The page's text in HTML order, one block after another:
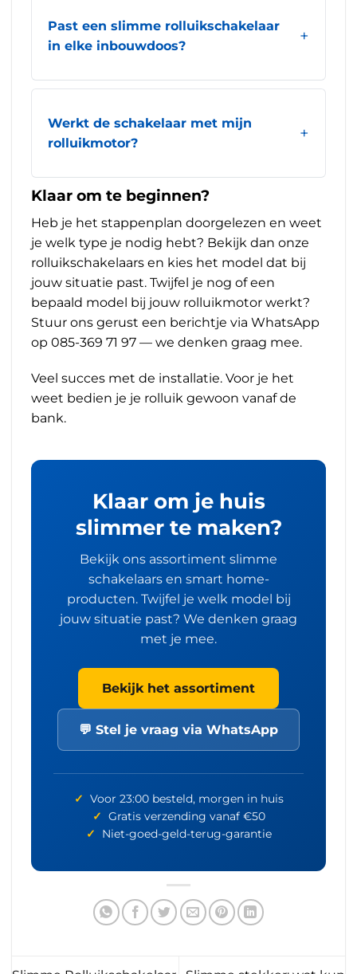
Past een slimme rolluikschakelaar
in elke inbouwdoos?
Werkt de schakelaar met mijn
rolluikmotor?
Klaar om te beginnen?
Heb je het stappenplan doorgelezen en weet
je welk type je nodig hebt? Bekijk dan onze
rolluikschakelaars en kies het model dat bij
jouw situatie past. Twijfel je nog of een
bepaald model bij jouw rolluikmotor werkt?
Stuur ons gerust een berichtje via WhatsApp
op 085-369 71 97 — we denken graag mee.
Veel succes met de installatie. Voor je het
weet bedien je je rolluik gewoon vanaf de
bank.
Klaar om je huis
slimmer te maken?
Bekijk ons assortiment slimme
schakelaars en smart home-
producten. Twijfel je welk model bij
jouw situatie past? We denken graag
met je mee.
Bekijk het assortiment
💬 Stel je vraag via WhatsApp
✓ Voor 23:00 besteld, morgen in huis
✓ Gratis verzending vanaf €50
✓ Niet-goed-geld-terug-garantie